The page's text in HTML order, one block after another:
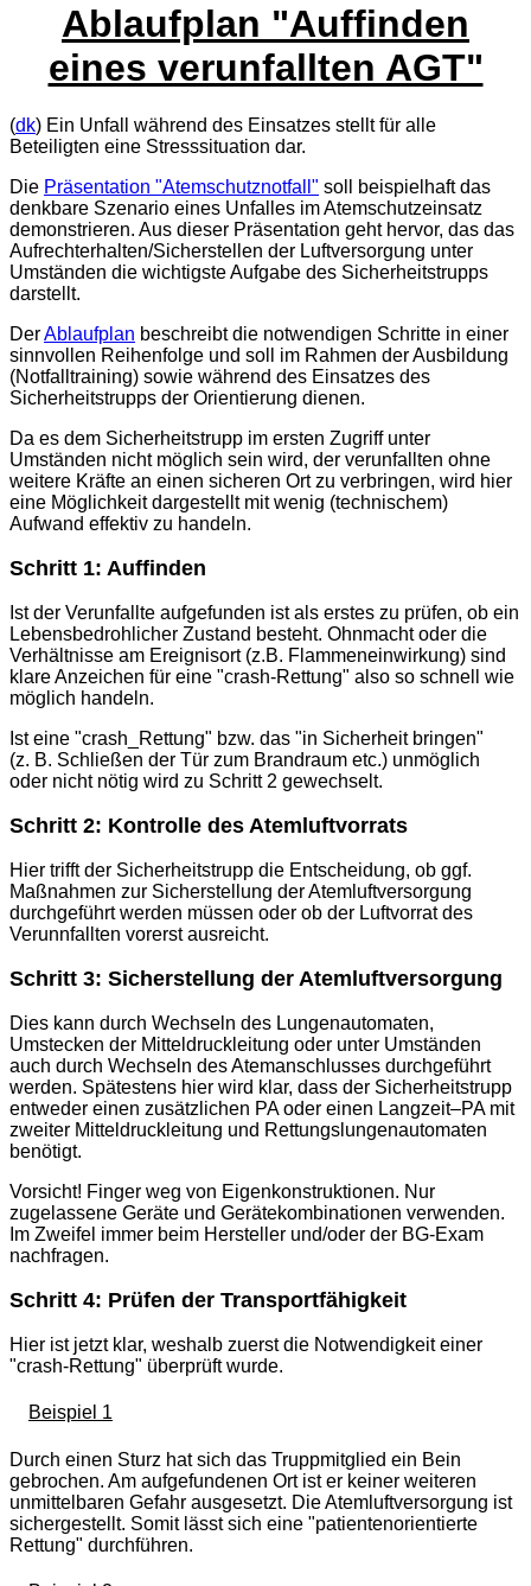
Ablaufplan "Auffinden
eines verunfallten AGT"
(dk) Ein Unfall während des Einsatzes stellt für alle
Beteiligten eine Stresssituation dar.
Die Präsentation "Atemschutznotfall" soll beispielhaft das
denkbare Szenario eines Unfalles im Atemschutzeinsatz
demonstrieren. Aus dieser Präsentation geht hervor, das das
Aufrechterhalten/Sicherstellen der Luftversorgung unter
Umständen die wichtigste Aufgabe des Sicherheitstrupps
darstellt.
DerAblaufplan beschreibt die notwendigen Schritte in einer
sinnvollen Reihenfolge und soll im Rahmen der Ausbildung
(Notfalltraining) sowie während des Einsatzes des
Sicherheitstrupps der Orientierung dienen.
Da es dem Sicherheitstrupp im ersten Zugriff unter
Umständen nicht möglich sein wird, der verunfallten ohne
weitere Kräfte an einen sicheren Ort zu verbringen, wird hier
eine Möglichkeit dargestellt mit wenig (technischem)
Aufwand effektiv zu handeln.
Schritt 1: Auffinden
Ist der Verunfallte aufgefunden ist als erstes zu prüfen, ob ein
Lebensbedrohlicher Zustand besteht. Ohnmacht oder die
Verhältnisse am Ereignisort (z.B. Flammeneinwirkung) sind
klare Anzeichen für eine "crash-Rettung" also so schnell wie
möglich handeln.
Ist eine "crash_Rettung" bzw. das "in Sicherheit bringen"
(z. B. Schließen der Tür zum Brandraum etc.) unmöglich
oder nicht nötig wird zu Schritt 2 gewechselt.
Schritt 2: Kontrolle des Atemluftvorrats
Hier trifft der Sicherheitstrupp die Entscheidung, ob ggf.
Maßnahmen zur Sicherstellung der Atemluftversorgung
durchgeführt werden müssen oder ob der Luftvorrat des
Verunnfallten vorerst ausreicht.
Schritt 3: Sicherstellung der Atemluftversorgung
Dies kann durch Wechseln des Lungenautomaten,
Umstecken der Mitteldruckleitung oder unter Umständen
auch durch Wechseln des Atemanschlusses durchgeführt
werden. Spätestens hier wird klar, dass der Sicherheitstrupp
entweder einen zusätzlichen PA oder einen Langzeit–PA mit
zweiter Mitteldruckleitung und Rettungslungenautomaten
benötigt.
Vorsicht! Finger weg von Eigenkonstruktionen. Nur
zugelassene Geräte und Gerätekombinationen verwenden.
Im Zweifel immer beim Hersteller und/oder der BG-Exam
nachfragen.
Schritt 4: Prüfen der Transportfähigkeit
Hier ist jetzt klar, weshalb zuerst die Notwendigkeit einer
"crash-Rettung" überprüft wurde.
Beispiel 1
Durch einen Sturz hat sich das Truppmitglied ein Bein
gebrochen. Am aufgefundenen Ort ist er keiner weiteren
unmittelbaren Gefahr ausgesetzt. Die Atemluftversorgung ist
sichergestellt. Somit lässt sich eine "patientenorientierte
Rettung" durchführen.